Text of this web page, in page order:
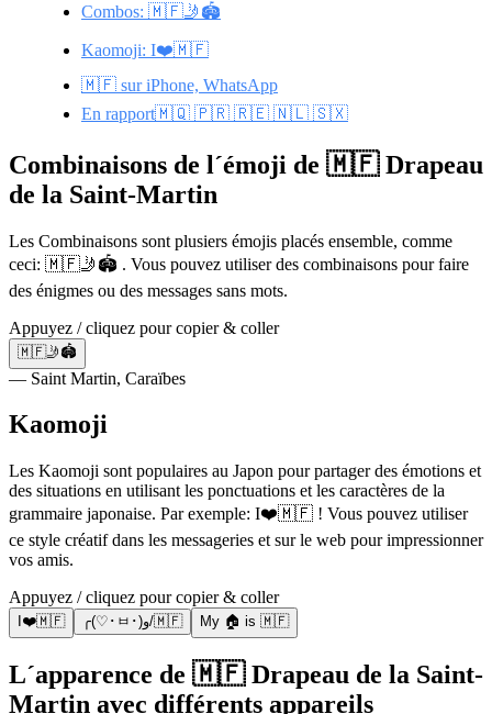
Combos: 🇲🇫🤳🏟️
Kaomoji: I❤️🇲🇫
🇲🇫 sur iPhone, WhatsApp
En rapport🇲🇶 🇵🇷 🇷🇪 🇳🇱 🇸🇽
Combinaisons de l´émoji de 🇲🇫 Drapeau
de la Saint-Martin
Les Combinaisons sont plusiers émojis placés ensemble, comme
ceci: 🇲🇫🤳🏟️ . Vous pouvez utiliser des combinaisons pour faire
des énigmes ou des messages sans mots.
Appuyez / cliquez pour copier & coller
🇲🇫🤳🏟️
— Saint Martin, Caraïbes
Kaomoji
Les Kaomoji sont populaires au Japon pour partager des émotions et
des situations en utilisant les ponctuations et les caractères de la
grammaire japonaise. Par exemple: I❤️🇲🇫 ! Vous pouvez utiliser
ce style créatif dans les messageries et sur le web pour impressionner
vos amis.
Appuyez / cliquez pour copier & coller
I❤️🇲🇫 ╭(♡･ㅂ･)و/🇲🇫 My 🏠 is 🇲🇫
L´apparence de 🇲🇫 Drapeau de la Saint-
Martin avec différents appareils